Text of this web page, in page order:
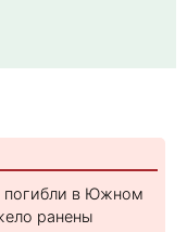
в Южном
ранены